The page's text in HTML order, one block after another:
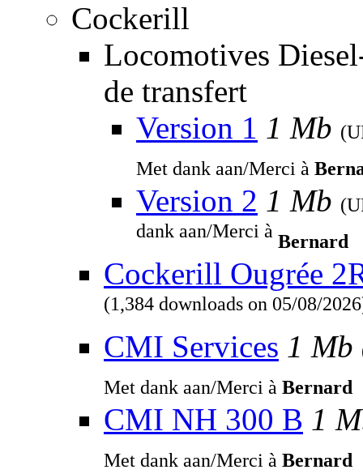
Cockerill
Locomotives
de transfert
Version 1 1 Mb
Met dank aan/Merci à
Version 2 1 Mb
dank aan/Merci à Bernard
Cockerill Ougrée
(1,384 downloads on 05/08/
CMI Services 1 Mb
Met dank aan/Merci à Bernard
CMI NH 300 B 1
Met dank aan/Merci à Bernard